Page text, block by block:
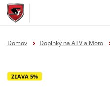
Domov Doplnky na ATV a Moto
ZĽAVA 5%